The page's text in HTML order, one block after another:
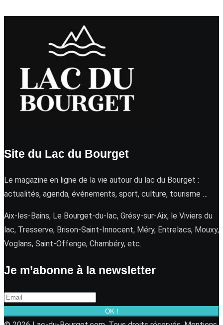
Site du Lac du Bourget
Le magazine en ligne de la vie autour du lac du Bourget :
actualités, agenda, événements, sport, culture, tourisme …
Aix-les-Bains, Le Bourget-du-lac, Grésy-sur-Aix, le Viviers du
lac, Tresserve, Brison-Saint-Innocent, Méry, Entrelacs, Mouxy,
Voglans, Saint-Offenge, Chambéry, etc.
Je m’abonne à la newsletter
OK !